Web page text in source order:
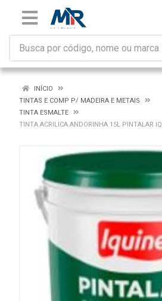
INÍCIO
TINTAS E COMP P/ MADEIRA E METAIS
TINTA ESMALTE
TINTA ACRILICA ANDORINHA 15L PINTALAR IQ